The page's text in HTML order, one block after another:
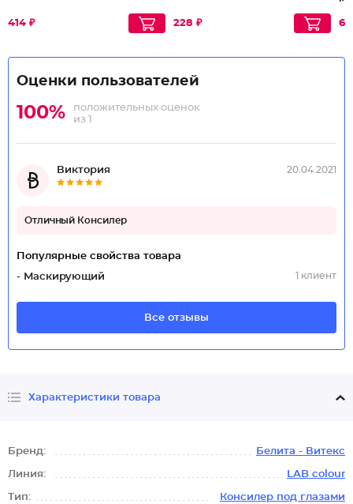
414 ₽ 228 ₽
Оценки пользователей
100%
положительных оценок
из 1
Виктория 20.04.2021
Отличный Консилер
Популярные свойства товара
- Маскирующий
1 клиент
Все отзывы
Характеристики товара
Бренд: Белита - Витекс
Линия: LAB colour
Тип: Консилер под глазами